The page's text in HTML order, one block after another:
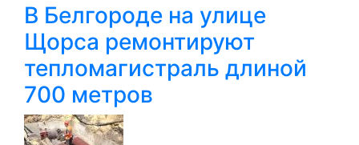
В Белгороде на улице
Щорса ремонтируют
тепломагистраль длиной
700 метров